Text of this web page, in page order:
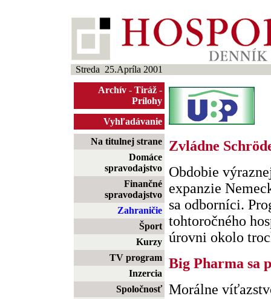
Streda 25.Apríla 2001
Archív - Tiráž -
Prílohy
Vyhľadávanie
Na titulnej strane
Domáce
spravodajstvo
Finančné
spravodajstvo
Zahraničie
Šport
Kurzy
TV program
Inzercia
Spoločnosť
Zvládne
Obdobie
expanzie
sa odborníci.
tohtoročného
úrovni okolo
Big Pharma sa
Morálne